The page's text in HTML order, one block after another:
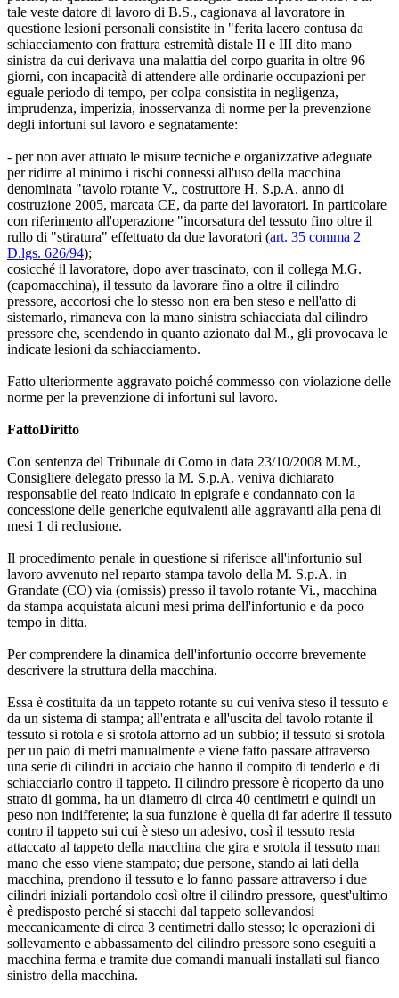
tale veste datore di lavoro di B.S., cagionava al lavoratore in
questione lesioni personali consistite in "ferita lacero contusa da
schiacciamento con frattura estremità distale II e III dito mano
sinistra da cui derivava una malattia del corpo guarita in oltre 96
giorni, con incapacità di attendere alle ordinarie occupazioni per
eguale periodo di tempo, per colpa consistita in negligenza,
imprudenza, imperizia, inosservanza di norme per la prevenzione
degli infortuni sul lavoro e segnatamente:
- per non aver attuato le misure tecniche e organizzative adeguate
per ridirre al minimo i rischi connessi all'uso della macchina
denominata "tavolo rotante V., costruttore H. S.p.A. anno di
costruzione 2005, marcata CE, da parte dei lavoratori. In particolare
con riferimento all'operazione "incorsatura del tessuto fino oltre il
rullo di "stiratura" effettuato da due lavoratori (art. 35 comma 2
D.lgs. 626/94);
cosicché il lavoratore, dopo aver trascinato, con il collega M.G.
(capomacchina), il tessuto da lavorare fino a oltre il cilindro
pressore, accortosi che lo stesso non era ben steso e nell'atto di
sistemarlo, rimaneva con la mano sinistra schiacciata dal cilindro
pressore che, scendendo in quanto azionato dal M., gli provocava le
indicate lesioni da schiacciamento.
Fatto ulteriormente aggravato poiché commesso con violazione delle
norme per la prevenzione di infortuni sul lavoro.
FattoDiritto
Con sentenza del Tribunale di Como in data 23/10/2008 M.M.,
Consigliere delegato presso la M. S.p.A. veniva dichiarato
responsabile del reato indicato in epigrafe e condannato con la
concessione delle generiche equivalenti alle aggravanti alla pena di
mesi 1 di reclusione.
Il procedimento penale in questione si riferisce all'infortunio sul
lavoro avvenuto nel reparto stampa tavolo della M. S.p.A. in
Grandate (CO) via (omissis) presso il tavolo rotante Vi., macchina
da stampa acquistata alcuni mesi prima dell'infortunio e da poco
tempo in ditta.
Per comprendere la dinamica dell'infortunio occorre brevemente
descrivere la struttura della macchina.
Essa è costituita da un tappeto rotante su cui veniva steso il tessuto e
da un sistema di stampa; all'entrata e all'uscita del tavolo rotante il
tessuto si rotola e si srotola attorno ad un subbio; il tessuto si srotola
per un paio di metri manualmente e viene fatto passare attraverso
una serie di cilindri in acciaio che hanno il compito di tenderlo e di
schiacciarlo contro il tappeto. Il cilindro pressore è ricoperto da uno
strato di gomma, ha un diametro di circa 40 centimetri e quindi un
peso non indifferente; la sua funzione è quella di far aderire il tessuto
contro il tappeto sui cui è steso un adesivo, così il tessuto resta
attaccato al tappeto della macchina che gira e srotola il tessuto man
mano che esso viene stampato; due persone, stando ai lati della
macchina, prendono il tessuto e lo fanno passare attraverso i due
cilindri iniziali portandolo così oltre il cilindro pressore, quest'ultimo
è predisposto perché si stacchi dal tappeto sollevandosi
meccanicamente di circa 3 centimetri dallo stesso; le operazioni di
sollevamento e abbassamento del cilindro pressore sono eseguiti a
macchina ferma e tramite due comandi manuali installati sul fianco
sinistro della macchina.